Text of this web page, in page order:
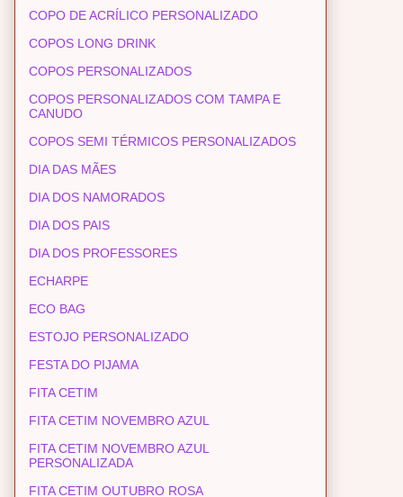
COPO DE ACRÍLICO PERSONALIZADO
COPOS LONG DRINK
COPOS PERSONALIZADOS
COPOS PERSONALIZADOS COM TAMPA E
CANUDO
COPOS SEMI TÉRMICOS PERSONALIZADOS
DIA DAS MÃES
DIA DOS NAMORADOS
DIA DOS PAIS
DIA DOS PROFESSORES
ECHARPE
ECO BAG
ESTOJO PERSONALIZADO
FESTA DO PIJAMA
FITA CETIM
FITA CETIM NOVEMBRO AZUL
FITA CETIM NOVEMBRO AZUL
PERSONALIZADA
FITA CETIM OUTUBRO ROSA